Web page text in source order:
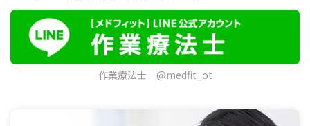
作業療法士 @medfit_ot